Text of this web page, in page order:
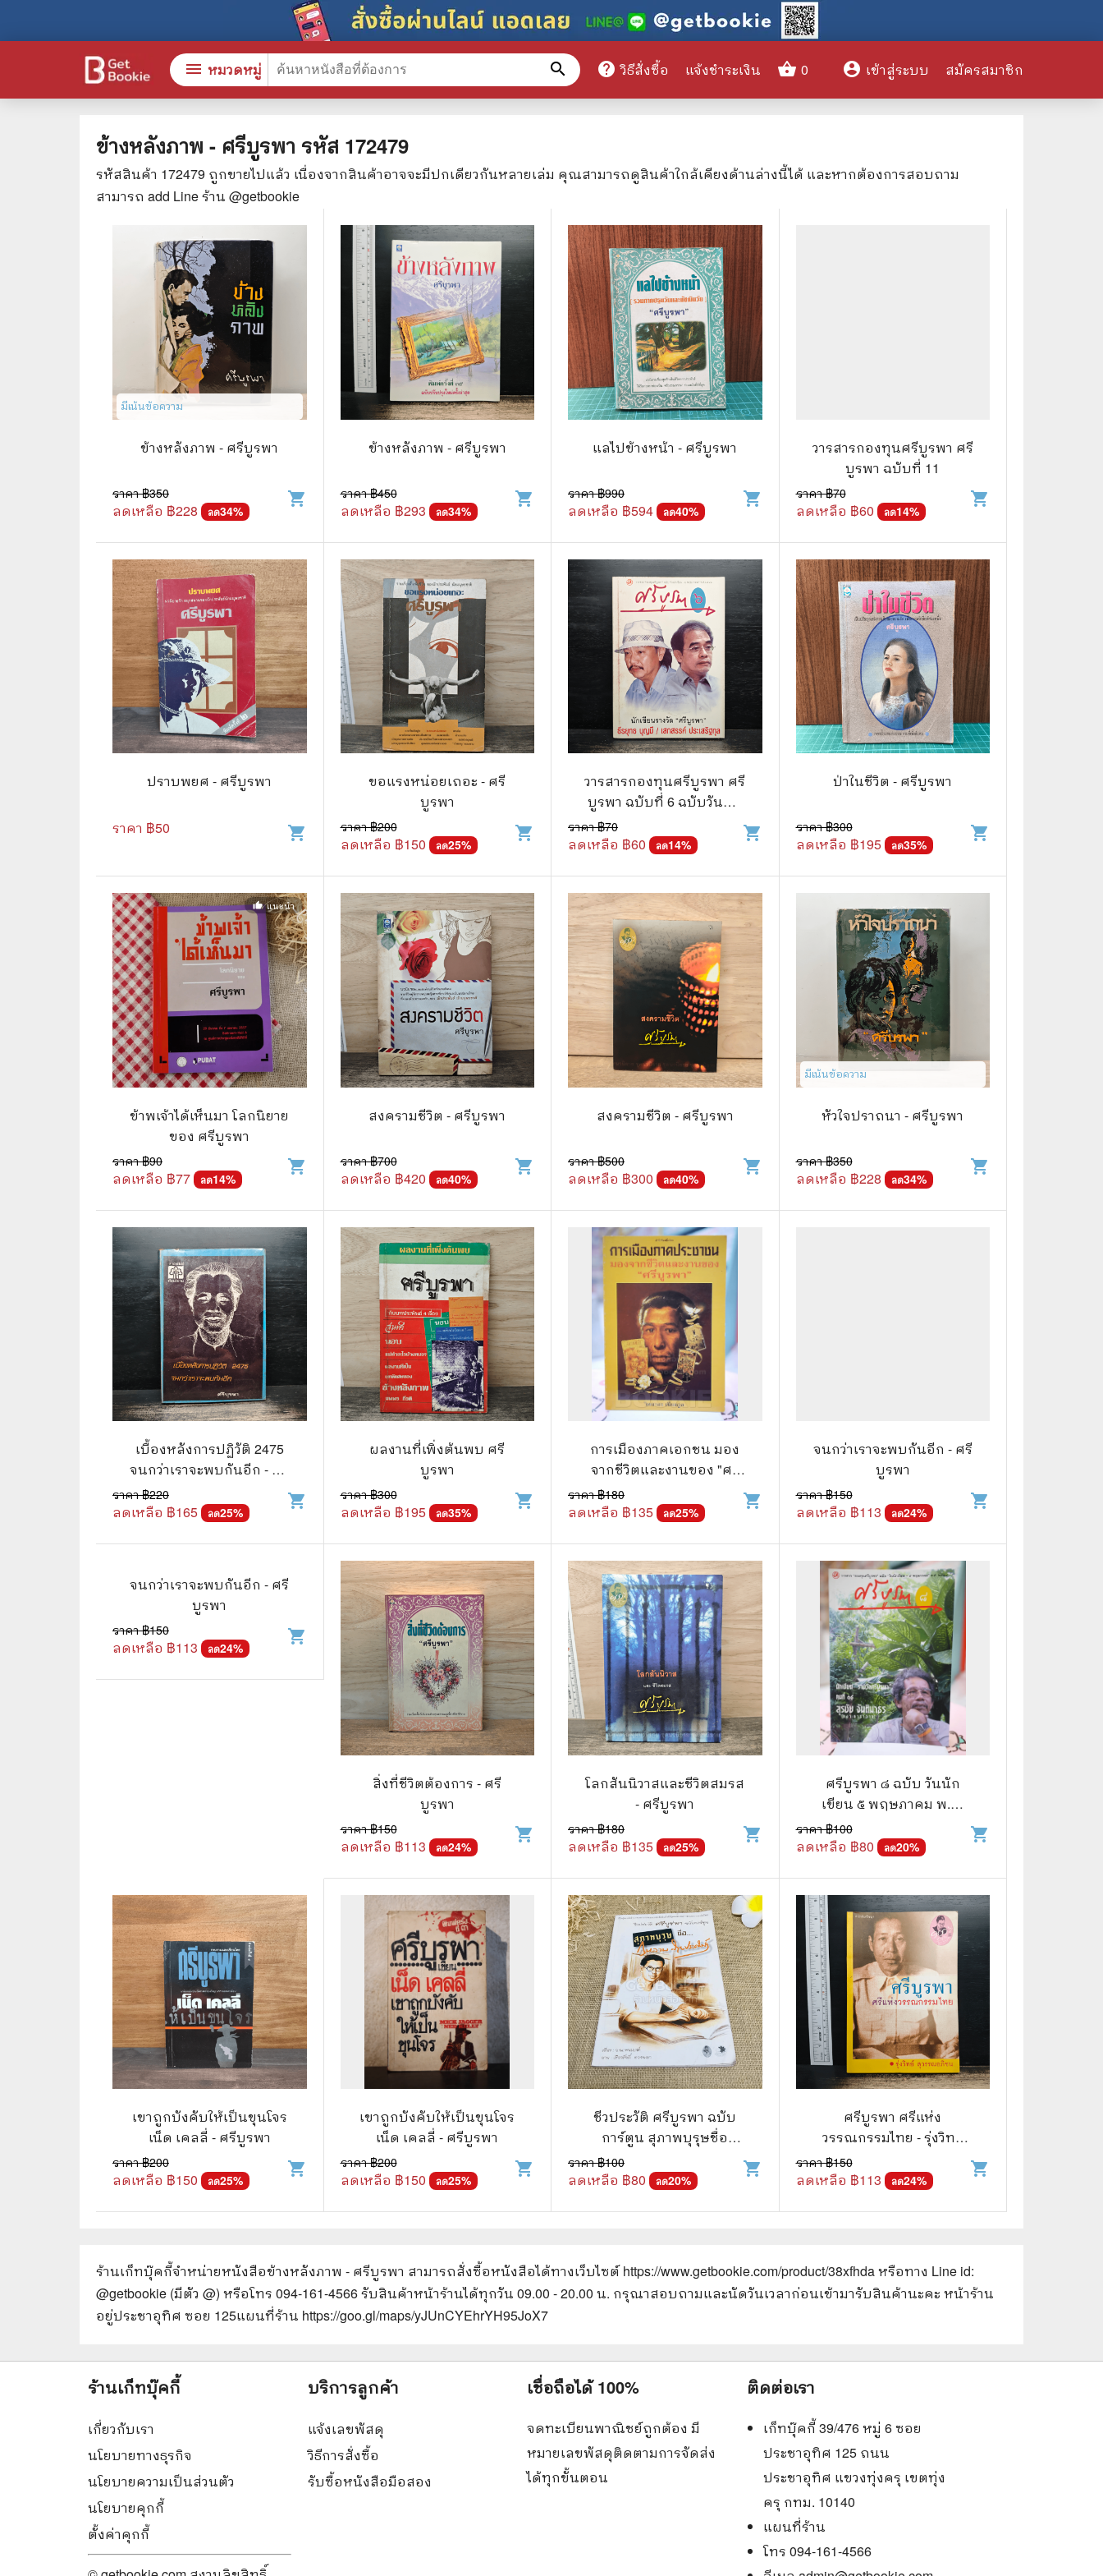
ข้างหลังภาพ - ศรีบูรพา รหัส 172479
รหัสสินค้า 172479 ถูกขายไปแล้ว เนื่องจากสินค้าอาจจะมีปกเดียวกันหลายเล่ม คุณสามารถดูสินค้าใกล้เคียงด้านล่างนี้ได้ และหากต้องการสอบถาม
สามารถ add Line ร้าน @getbookie
มีเน้นข้อความ
ข้างหลังภาพ - ศรีบูรพา
ราคา ฿350
ลดเหลือ ฿228 ลด34%
shopping_cart
ข้างหลังภาพ - ศรีบูรพา
ราคา ฿450
ลดเหลือ ฿293 ลด34%
shopping_cart
แลไปข้างหน้า - ศรีบูรพา
ราคา ฿990
ลดเหลือ ฿594 ลด40%
shopping_cart
วารสารกองทุนศรีบูรพา ศรี
บูรพา ฉบับที่ 11
ราคา ฿70
ลดเหลือ ฿60 ลด14%
shopping_cart
ปราบพยศ - ศรีบูรพา
ราคา ฿50 shopping_cart
ขอแรงหน่อยเถอะ - ศรี
บูรพา
ราคา ฿200
ลดเหลือ ฿150 ลด25%
shopping_cart
วารสารกองทุนศรีบูรพา ศรี
บูรพา ฉบับที่ 6 ฉบับวันนัก
ราคา ฿70
ลดเหลือ ฿60 ลด14%
shopping_cart
ป่าในชีวิต - ศรีบูรพา
ราคา ฿300
ลดเหลือ ฿195 ลด35%
shopping_cart
thumb_up แนะนำ
ข้าพเจ้าได้เห็นมา โลกนิยาย
ของ ศรีบูรพา
ราคา ฿90
ลดเหลือ ฿77 ลด14%
shopping_cart
สงครามชีวิต - ศรีบูรพา
ราคา ฿700
ลดเหลือ ฿420 ลด40%
shopping_cart
สงครามชีวิต - ศรีบูรพา
ราคา ฿500
ลดเหลือ ฿300 ลด40%
shopping_cart
มีเน้นข้อความ
หัวใจปราถนา - ศรีบูรพา
ราคา ฿350
ลดเหลือ ฿228 ลด34%
shopping_cart
เบื้องหลังการปฏิวัติ 2475
จนกว่าเราจะพบกันอีก - ศรี
ราคา ฿220
ลดเหลือ ฿165 ลด25%
shopping_cart
ผลงานที่เพิ่งต้นพบ ศรี
บูรพา
ราคา ฿300
ลดเหลือ ฿195 ลด35%
shopping_cart
การเมืองภาคเอกชน มอง
จากชีวิตและงานของ "ศรี
ราคา ฿180
ลดเหลือ ฿135 ลด25%
shopping_cart
จนกว่าเราจะพบกันอีก - ศรี
บูรพา
ราคา ฿150
ลดเหลือ ฿113 ลด24%
shopping_cart
จนกว่าเราจะพบกันอีก - ศรี
บูรพา
ราคา ฿150
ลดเหลือ ฿113 ลด24%
shopping_cart
สิ่งที่ชีวิตต้องการ - ศรี
บูรพา
ราคา ฿150
ลดเหลือ ฿113 ลด24%
shopping_cart
โลกสันนิวาสและชีวิตสมรส
- ศรีบูรพา
ราคา ฿180
ลดเหลือ ฿135 ลด25%
shopping_cart
ศรีบูรพา ๘ ฉบับ วันนัก
เขียน ๕ พฤษภาคม พ.ศ.
ราคา ฿100
ลดเหลือ ฿80 ลด20%
shopping_cart
เขาถูกบังคับให้เป็นขุนโจร
เน็ด เคลลี่ - ศรีบูรพา
ราคา ฿200
ลดเหลือ ฿150 ลด25%
shopping_cart
เขาถูกบังคับให้เป็นขุนโจร
เน็ด เคลลี่ - ศรีบูรพา
ราคา ฿200
ลดเหลือ ฿150 ลด25%
shopping_cart
ชีวประวัติ ศรีบูรพา ฉบับ
การ์ตูน สุภาพบุรุษชื่อ
กุหลาบ สายประดิษฐ์
ราคา ฿100
ลดเหลือ ฿80 ลด20%
shopping_cart
ศรีบูรพา ศรีแห่ง
วรรณกรรมไทย - รุ่งวิทย์
ราคา ฿150
ลดเหลือ ฿113 ลด24%
shopping_cart
ร้านเก็ทบุ๊คกี้จำหน่ายหนังสือข้างหลังภาพ - ศรีบูรพา สามารถสั่งซื้อหนังสือได้ทางเว็บไซต์ https://www.getbookie.com/product/38xfhdaหรือทาง Line id:
@getbookie (มีตัว @) หรือโทร 094-161-4566 รับสินค้าหน้าร้านได้ทุกวัน 09.00 - 20.00 น. กรุณาสอบถามและนัดวันเวลาก่อนเข้ามารับสินค้านะคะ หน้าร้าน
อยู่ประชาอุทิศ ซอย 125แผนที่ร้าน https://goo.gl/maps/yJUnCYEhrYH95JoX7
menu หมวดหมู่ search help วิธีสั่งซื้อ แจ้งชำระเงิน shopping_basket 0 account_circle เข้าสู่ระบบ สมัครสมาชิก
หนังสือทั้งหมด
สินค้าใช้เฉพาะแต้มเท่านั้น
📚 หนังสือทั่วไป
😁 จิตวิทยา พัฒนาตนเอง
👔 ธุรกิจ เศรษฐศาสตร์
📜 ประวัติศาสตร์
👤 ประวัติบุคคล ประสบการณ์ชีวิต
🌠 โหราศาสตร์ การทำนาย
☸️ ธรรมะ ศาสนา ปรัชญา
🏙️ การเมือง สังคมศาสตร์
🧳 ท่องเที่ยว ประสบการณ์ท่องเที่ยว
💃 งานอดิเรก อาชีพ
สารคดี
🌎 สารคดี ความรู้รอบตัว
💎 เพชร พลอย อัญมณี
🛸 วิทยาศาสตร์ คณิตศาสตร์
🌾 พืช สัตว์
🏡 บ้านและสวน
🎸 ดนตรี ภาพยนตร์
⚽ กีฬา เกม
👸 นางงาม
🖥️ คอมพิวเตอร์ เทคโนโลยี
หนังสือทั่วไป พ็อกเก็ตบุ๊ค
🦄 วรรณกรรม นิยาย เรื่องสั้น
🛖 วรรณคดีไทย นิทานพื้นบ้าน
👩‍🦳 นิยายไทยรุ่นเก่า
🏵️ บทกวี บทกลอน
🏞️ นิยายภาพ
👨‍❤️‍👨 นิยายวาย นิยายยูริ
✍️ นิยายฟิคชั่น
🌏 นิยายแปล
🏰 วรรณกรรมเยาวชน
🦄 แฟนตาซี
🛸 ไซไฟ วิทยาศาสตร์
🌟 นิยายไลท์โนเวล
❤️ รัก โรแมนติก
😀 ตลก สนุกสนาน
นิยาย วรรณกรรม
⚖️ กฎหมาย
💬 ภาษาศาสตร์
💉 การแพทย์
👮‍♀️ คู่มือเตรียมสอบราชการ
🏫 หนังสือเรียน
👩‍🏫 แนะแนวการศึกษา
การศึกษาและการสอน
😼 หนังสือการ์ตูน
📚 การ์ตูนชุด
👨‍❤️‍👨 การ์ตูนวาย การ์ตูนยูริ
🕰️ การ์ตูนยุคเก่า
❤️ รัก โรแมนติก
🎭 ดราม่า ชีวิต เรื่องจริง
💀 ผี สยองขวัญ ระทึกขวัญ
🐾 เกี่ยวกับสัตว์
🎻 การ์ตูนดนตรี
🍳 การ์ตูนทำอาหาร
🕵️‍♀️ สืบสวน สอบสวน
⚔️ ต่อสู้ แอ๊คชั่น
⚽ การ์ตูนกีฬา
😀 ตลก
🔮 แฟนตาซี
🧗‍♂️ ผจญภัย ท่องเที่ยว
👽 ไซไฟ
☠️ การ์ตูนผีไทย
👩 สนพ.ยอดธิดา
🔵 สนพ.Phoenix Next
🏳️‍🌈 สนพ.หมึกจีน
🟩 สนพ.บงกช
☀️ สนพ.วิบูลย์กิจ
🟦 สนพ.เนชั่น
⭕ สนพ.สยามอินเตอร์
🔴 สนพ.บูรพัฒน์
🔲 สนพ.Zenshu
การ์ตูนรายเดือน รายสัปดาห์
การ์ตูนแก๊ก
กล่อง BOXSET การ์ตูน
หนังสือการ์ตูน
🐲 หนังสือเด็ก
🪐 ความรู้สำหรับเด็ก
🐲 นิทาน
📕 นิตยสาร
📺 เรื่องย่อละครโทรทัศน์
นิตยสารดารารุ่นเก่า
แฟนคลับดารา
เรื่องย่อซีรี่ย์ต่างประเทศ
🌍 ทั่วไปและวาไรตี้
🤡 เรื่องสั้น ขำขัน
🎨 ศิลปะและการออกแบบ
🎸 ดนตรี
🩱 แฟชั่น
🔭 วิทยาศาสตร์
⛪ ศาสนา
🏙️ การเมือง
🎞️ ภาพยนตร์
Gossip ดารา
👙 เซ็กซี่
วัยรุ่น
🥘 อาหาร
💄 สุขภาพและความงาม
🏠 แต่งบ้าน
🧳 ท่องเที่ยว
คู่มือเฉลยเกม
เกษตรและธรรมชาติ
แม่และเด็ก
ภาษาศาสตร์
ไอทีและเทคโนโลยี
นางงามและการประกวด
🧏‍♀️ Languages
🪐 Science & Math
🏋️‍♂️ Health and Well-Being
😊 Self-Enrichment
👔 Business and Economics
🖥️ Computers & Technology
🧑‍🏫 Education & Teaching
🎶 Music & Movie
🧒 Children's Books
👪 Family and Relationships
🏛️ Politics & Government
⚙️ Engineering & Transportation
👤 Biography
🍸 Food and Drink
💃 Hobbies and Collectibles
🖋️ Literature and Fiction
🧳 Travel Literature
⚽ Sports
🎲 Board Game
2️⃣ Used Board Game บอร์ดเกมมือ
📒 สมุดบันทึก
🎥 ของสะสมจากหนังและการ์ตูน
📅 ปฏิทินเก่า
ร้านเก็ทบุ๊คกี้
เกี่ยวกับเรา
นโยบายทางธุรกิจ
นโยบายความเป็นส่วนตัว
นโยบายคุกกี้
ตั้งค่าคุกกี้
บริการลูกค้า
แจ้งเลขพัสดุ
วิธีการสั่งซื้อ
รับซื้อหนังสือมือสอง
เชื่อถือได้ 100%
จดทะเบียนพาณิชย์ถูกต้อง มี
หมายเลขพัสดุติดตามการจัดส่ง
ได้ทุกขั้นตอน
ติดต่อเรา
เก็ทบุ๊คกี้ 39/476 หมู่ 6 ซอย
ประชาอุทิศ 125 ถนน
ประชาอุทิศ แขวงทุ่งครุ เขตทุ่ง
ครุ กทม. 10140
แผนที่ร้าน
โทร 094-161-4566